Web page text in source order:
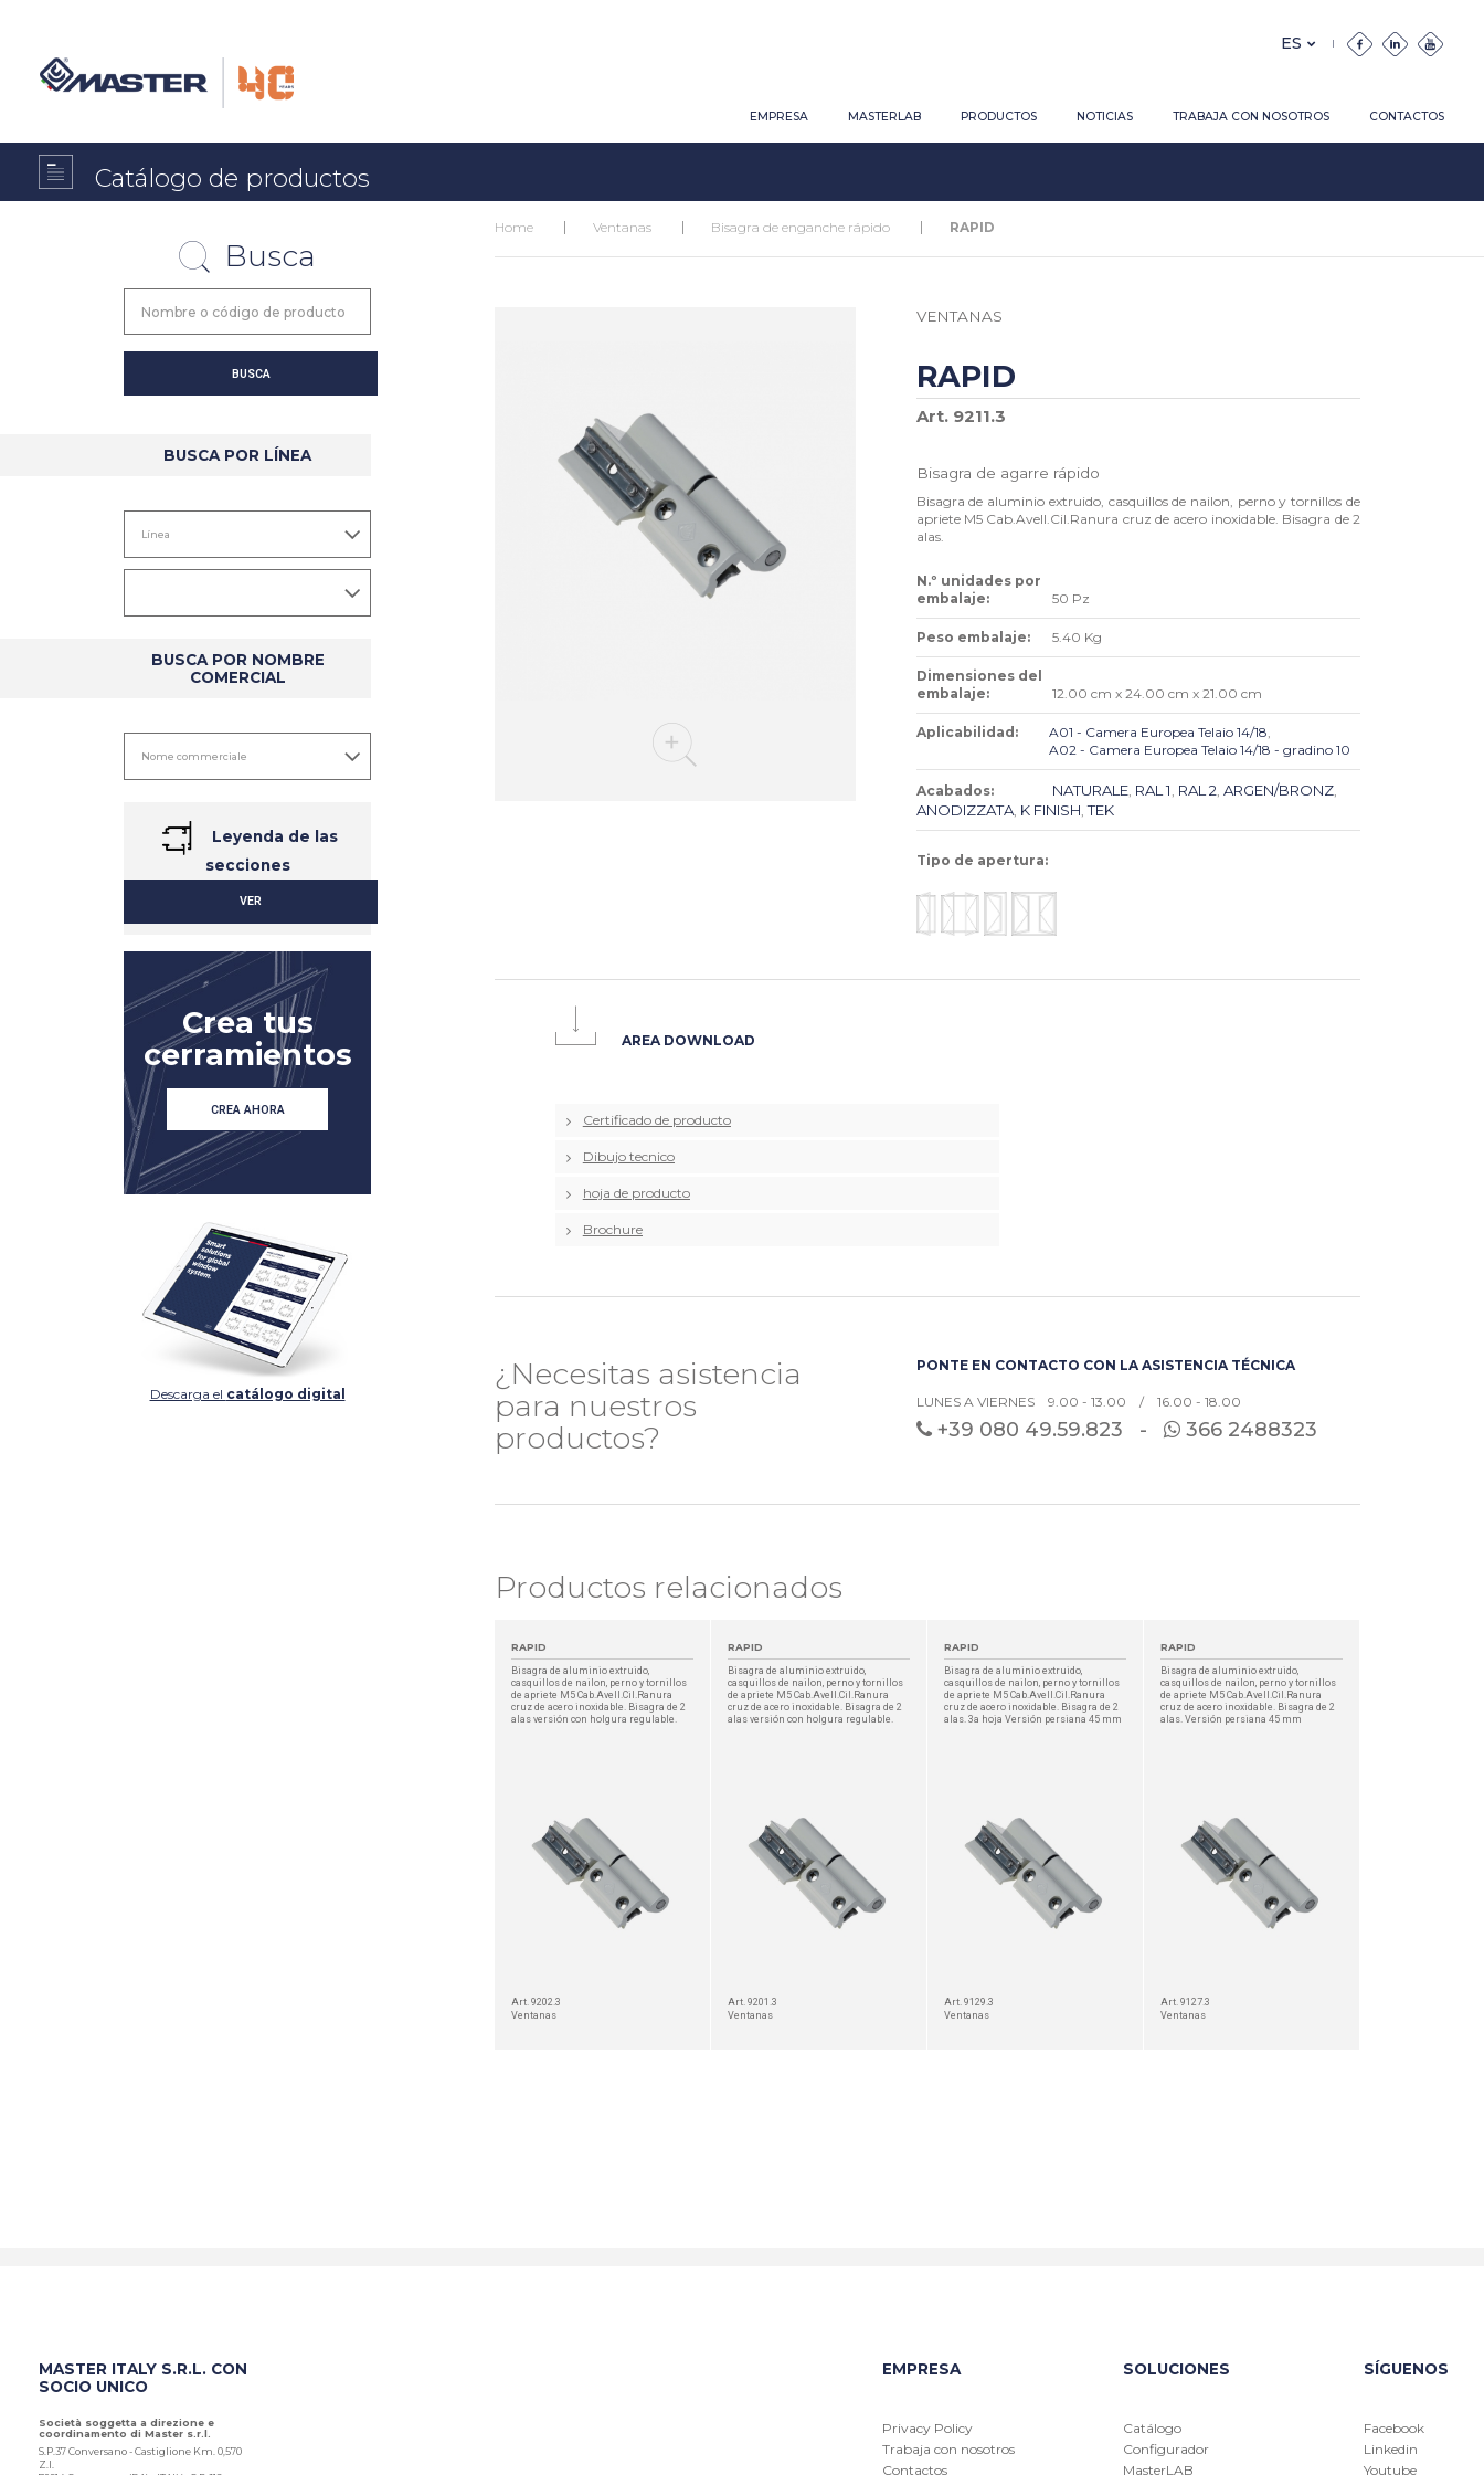
EMPRESA MASTERLAB PRODUCTOS NOTICIAS TRABAJA CON NOSOTROS CONTACTOS
Catálogo de productos
Busca
BUSCA POR LÍNEA
BUSCA POR NOMBRE
COMERCIAL
Leyenda de las
secciones
VER
Crea tus
cerramientos
CREA AHORA
Descarga el catálogo digital
Home Ventanas Bisagra de enganche rápido RAPID
VENTANAS
RAPID
Art. 9211.3
Bisagra de agarre rápido
Bisagra de aluminio extruido, casquillos de nailon, perno y tornillos de
apriete M5 Cab.Avell.Cil.Ranura cruz de acero inoxidable. Bisagra de 2
alas.
N.º unidades por
embalaje:
50 Pz
Peso embalaje: 5.40 Kg
Dimensiones del
embalaje:
12.00 cm x 24.00 cm x 21.00 cm
Aplicabilidad: A01 - Camera Europea Telaio 14/18
A02 - Camera Europea Telaio 14/18 - gradino 10
Acabados: NATURALE RAL 1 RAL 2 ,ARGEN/BRONZ
ANODIZZATA, K FINISH ,TEK
Tipo de apertura:
AREA DOWNLOAD
Certificado de producto
Dibujo tecnico
hoja de producto
Brochure
¿Necesitas asistencia
para nuestros
productos?
PONTE EN CONTACTO CON LA ASISTENCIA TÉCNICA
LUNES A VIERNES 9.00 - 13.00 / 16.00 - 18.00
+39 080 49.59.823 - 366 2488323
Productos relacionados
RAPID
Bisagra de aluminio extruido,
casquillos de nailon, perno y tornillos
de apriete M5 Cab.Avell.Cil.Ranura
cruz de acero inoxidable. Bisagra de 2
alas versión con holgura regulable.
Art. 9202.3
Ventanas
RAPID
Bisagra de aluminio extruido,
casquillos de nailon, perno y tornillos
de apriete M5 Cab.Avell.Cil.Ranura
cruz de acero inoxidable. Bisagra de 2
alas versión con holgura regulable.
Art. 9201.3
Ventanas
RAPID
Bisagra de aluminio extruido,
casquillos de nailon, perno y tornillos
de apriete M5 Cab.Avell.Cil.Ranura
cruz de acero inoxidable. Bisagra de 2
alas. 3a hoja Versión persiana 45 mm
Art. 9129.3
Ventanas
RAPID
Bisagra de aluminio extruido,
casquillos de nailon, perno y tornillos
de apriete M5 Cab.Avell.Cil.Ranura
cruz de acero inoxidable. Bisagra de 2
alas. Versión persiana 45 mm
Art. 9127.3
Ventanas
MASTER ITALY S.R.L. CON
SOCIO UNICO
Società soggetta a direzione e
coordinamento di Master s.r.l.
S.P.37 Conversano - Castiglione Km. 0,570
Z.I.
EMPRESA
Privacy Policy
Trabaja con nosotros
Contactos
SOLUCIONES
Catálogo
Configurador
MasterLAB
SÍGUENOS
Facebook
Linkedin
Youtube